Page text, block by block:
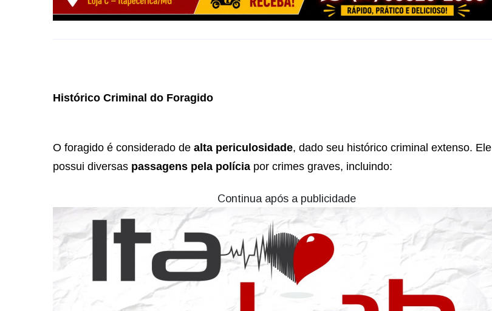
Histórico Criminal do Foragido
O foragido é considerado de alta periculosidade, dado seu histórico criminal extenso. Ele
possui diversas passagens pela polícia por crimes graves, incluindo:
Continua após a publicidade